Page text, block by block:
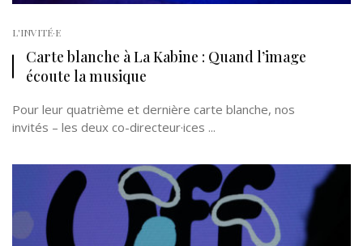
L'INVITÉ·E
Carte blanche à La Kabine : Quand l’image
écoute la musique
Pour leur quatrième et dernière carte blanche, nos
invités – les deux co-directeur·ices ...